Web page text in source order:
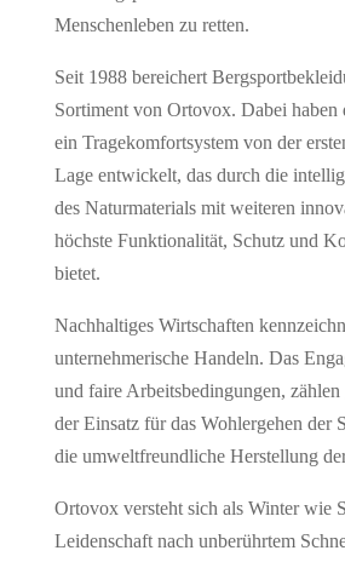
Menschenleben zu retten.
Seit 1988 bereichert
Sortiment von Ortovox. Dabei haben
ein Tragekomfortsystem von der
Lage entwickelt, das durch die
des Naturmaterials mit weiteren
höchste Funktionalität, Schutz und
bietet.
Nachhaltiges Wirtschaften
unternehmerische Handeln. Das
und faire Arbeitsbedingungen,
der Einsatz für das Wohlergehen der
die umweltfreundliche Herstellung
Ortovox versteht sich als Winter­ wie
Leidenschaft nach unberührtem